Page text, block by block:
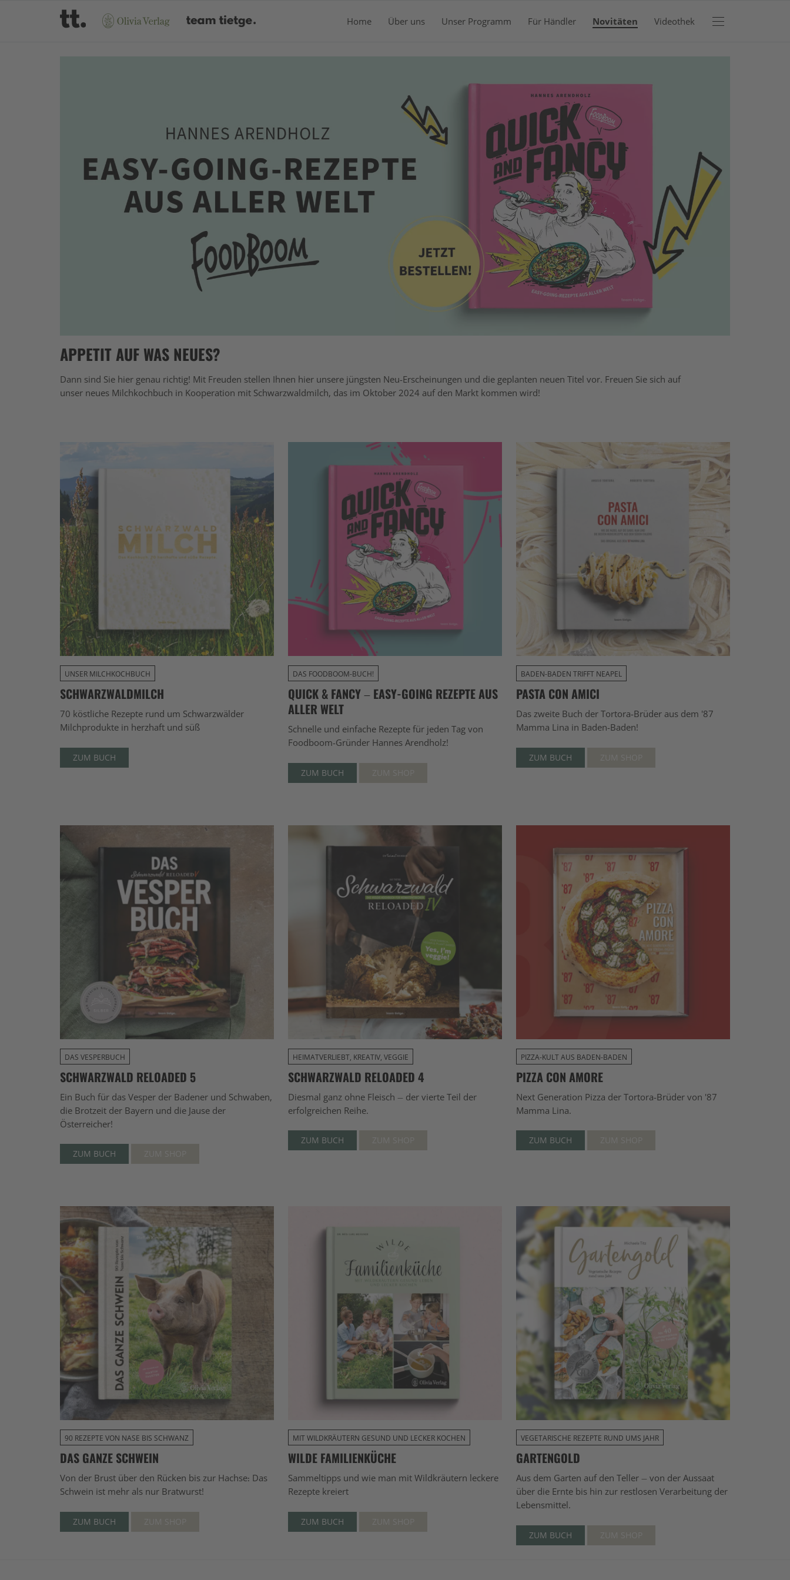
Home Über uns Unser Programm Für Händler Novitäten Videothek
JETZT EINKAUFEN
APPETIT AUF WAS NEUES?
Dann sind Sie hier genau richtig! Mit Freuden stellen Ihnen hier unsere jüngsten Neu-Erscheinungen und die geplanten neuen Titel vor. Freuen Sie sich auf
unser neues Milchkochbuch in Kooperation mit Schwarzwaldmilch, das im Oktober 2024 auf den Markt kommen wird!
UNSER MILCHKOCHBUCH
SCHWARZWALDMILCH
70 köstliche Rezepte rund um Schwarzwälder
Milchprodukte in herzhaft und süß
ZUM BUCH
DAS FOODBOOM-BUCH!
QUICK & FANCY – EASY-GOING REZEPTE AUS
ALLER WELT
Schnelle und einfache Rezepte für jeden Tag von
Foodboom-Gründer Hannes Arendholz!
ZUM BUCH
BADEN-BADEN TRIFFT NEAPEL
PASTA CON AMICI
Das zweite Buch der Tortora-Brüder aus dem '87
Mamma Lina in Baden-Baden!
ZUM BUCH
DAS VESPERBUCH
SCHWARZWALD RELOADED 5
Ein Buch für das Vesper der Badener und Schwaben,
die Brotzeit der Bayern und die Jause der
Österreicher!
ZUM BUCH
HEIMATVERLIEBT, KREATIV, VEGGIE
SCHWARZWALD RELOADED 4
Diesmal ganz ohne Fleisch – der vierte Teil der
erfolgreichen Reihe.
ZUM BUCH
PIZZA-KULT AUS BADEN-BADEN
PIZZA CON AMORE
Next Generation Pizza der Tortora-Brüder von '87
Mamma Lina.
ZUM BUCH
90 REZEPTE VON NASE BIS SCHWANZ
DAS GANZE SCHWEIN
Von der Brust über den Rücken bis zur Hachse: Das
Schwein ist mehr als nur Bratwurst!
ZUM BUCH
MIT WILDKRÄUTERN GESUND UND LECKER KOCHEN
WILDE FAMILIENKÜCHE
Sammeltipps und wie man mit Wildkräutern leckere
Rezepte kreiert
ZUM BUCH
VEGETARISCHE REZEPTE RUND UMS JAHR
GARTENGOLD
Aus dem Garten auf den Teller – von der Aussaat
über die Ernte bis hin zur restlosen Verarbeitung der
Lebensmittel.
ZUM BUCH